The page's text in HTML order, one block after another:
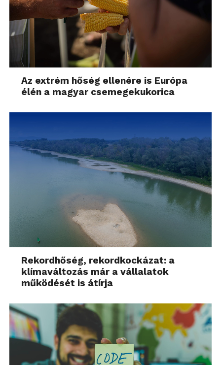
Az extrém hőség ellenére is Európa
élén a magyar csemegekukorica
Rekordhőség, rekordkockázat: a
klímaváltozás már a vállalatok
működését is átírja